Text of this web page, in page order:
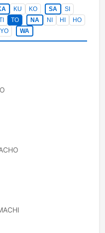
KU KO SA
SI
TO NA NI HI
HO
YO WA